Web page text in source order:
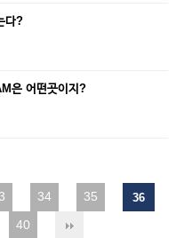
다?
은 어떤곳이지?
34 35 36
40